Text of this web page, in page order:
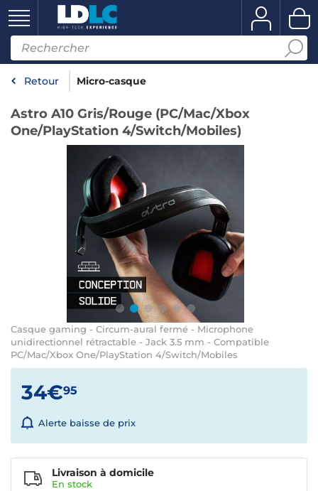
Retour Micro-casque
Astro A10 Gris/Rouge (PC/Mac/Xbox
One/PlayStation 4/Switch/Mobiles)
Casque gaming - Circum-aural fermé - Microphone
unidirectionnel rétractable - Jack 3.5 mm - Compatible
PC/Mac/Xbox One/PlayStation 4/Switch/Mobiles
34€95
Alerte baisse de prix
Livraison à domicile
En stock